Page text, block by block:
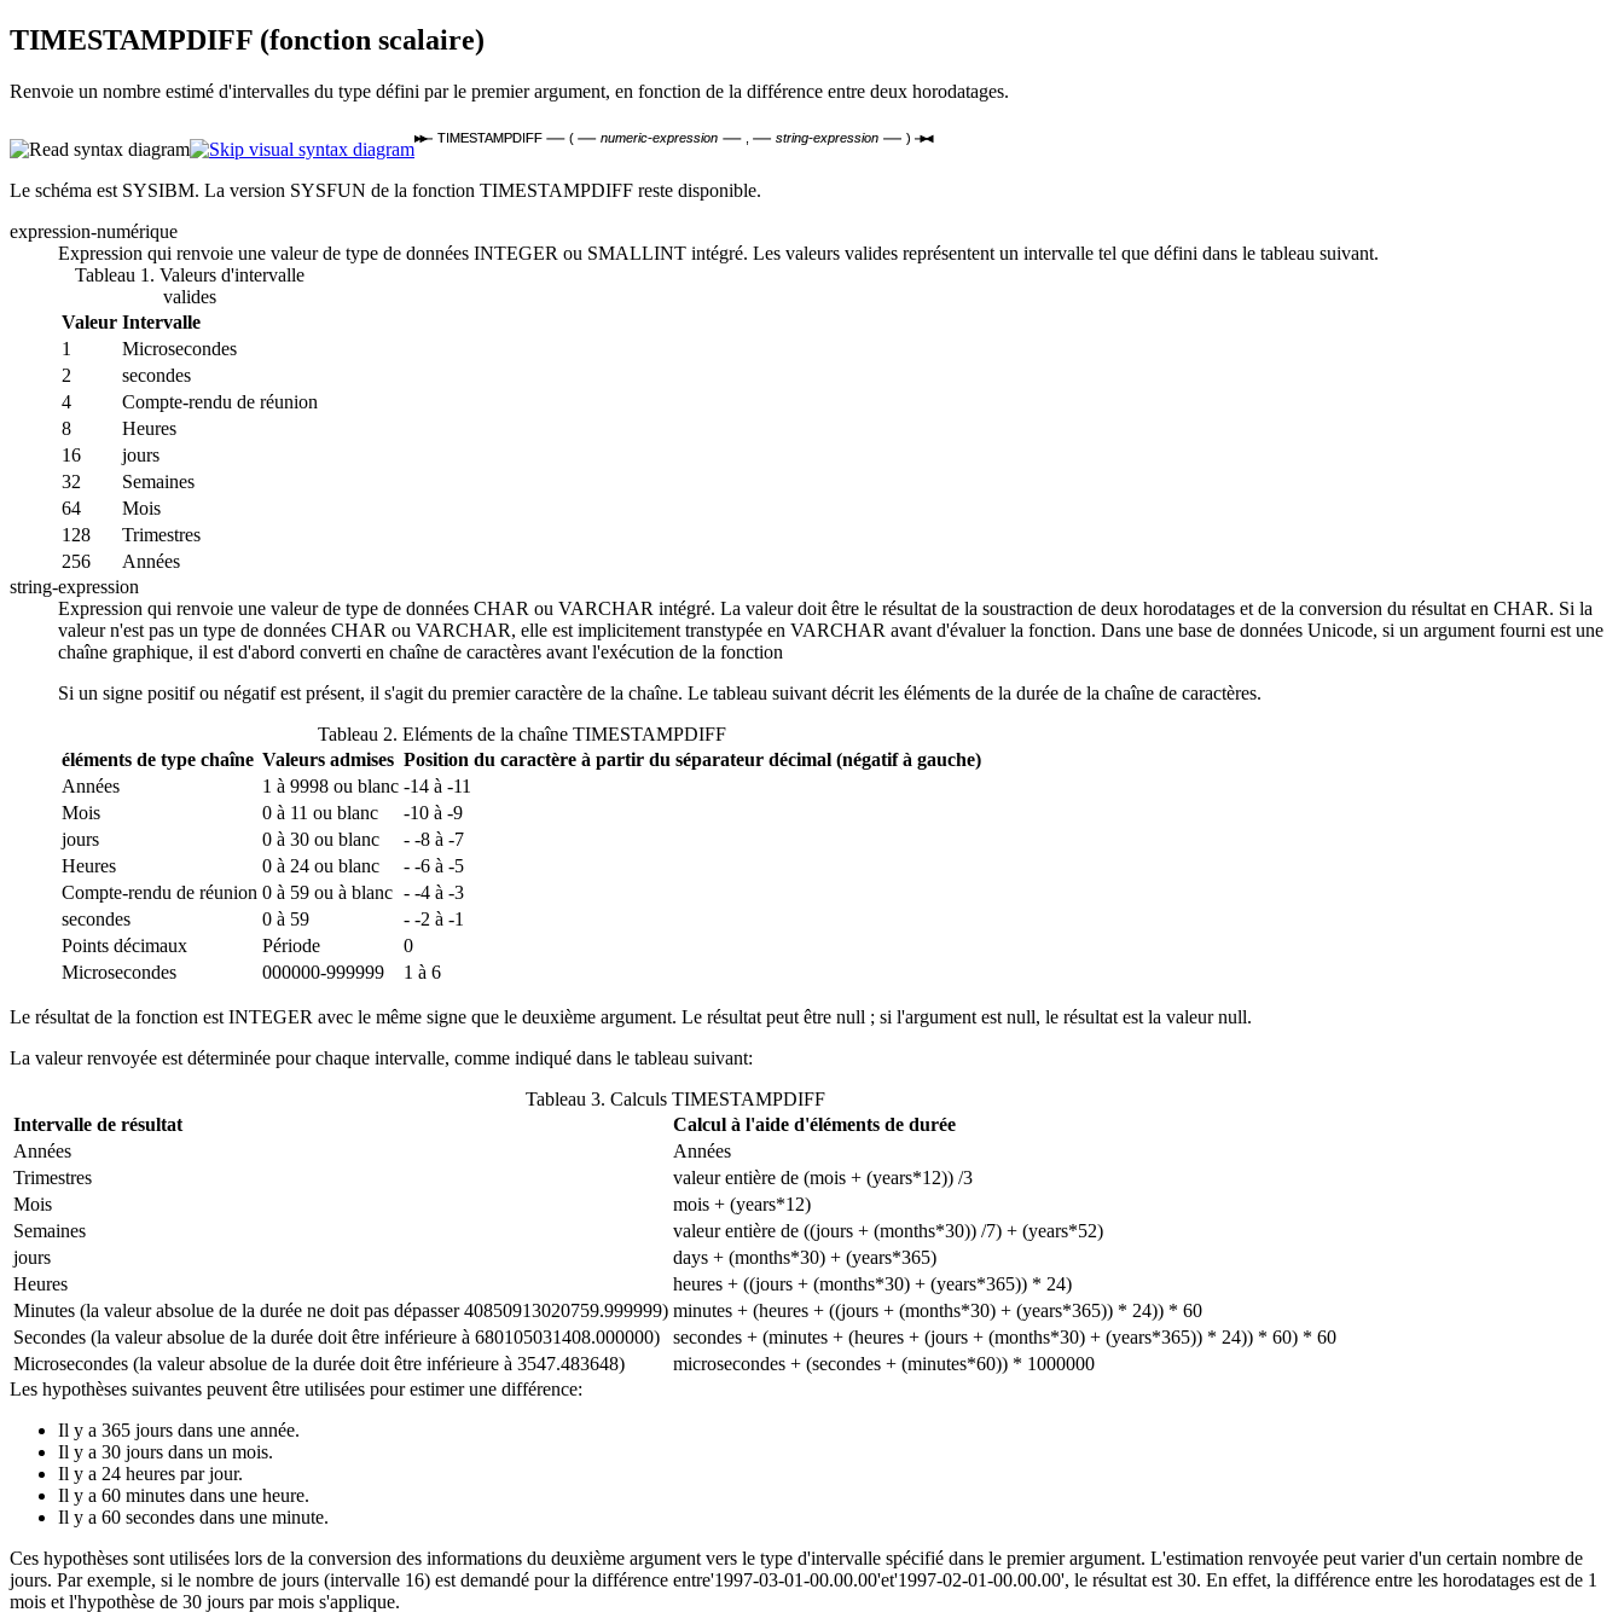
TIMESTAMPDIFF (fonction scalaire)
Renvoie un nombre estimé d'intervalles du type défini par le premier argument, en fonction de la différence entre deux horodatages.
TIMESTAMPDIFF ( numeric-expression string-expression )
Le schéma est SYSIBM. La version SYSFUN de la fonction TIMESTAMPDIFF reste disponible.
expression-numérique
Expression qui renvoie une valeur de type de données INTEGER ou SMALLINT intégré. Les valeurs valides représentent un intervalle tel que défini dans le tableau suivant.
Tableau 1. Valeurs d'intervalle
valides
Valeur Intervalle
1
Microsecondes
2
secondes
4
Compte-rendu de réunion
8
Heures
16
jours
32
Semaines
64
Mois
128
Trimestres
256
Années
string-expression
Expression qui renvoie une valeur de type de données CHAR ou VARCHAR intégré. La valeur doit être le résultat de la soustraction de deux horodatages et de la conversion du résultat en CHAR. Si la
valeur n'est pas un type de données CHAR ou VARCHAR, elle est implicitement transtypée en VARCHAR avant d'évaluer la fonction. Dans une base de données Unicode, si un argument fourni est une
chaîne graphique, il est d'abord converti en chaîne de caractères avant l'exécution de la fonction
Si un signe positif ou négatif est présent, il s'agit du premier caractère de la chaîne. Le tableau suivant décrit les éléments de la durée de la chaîne de caractères.
Tableau 2. Eléments de la chaîne TIMESTAMPDIFF
éléments de type chaîne Valeurs admises Position du caractère à partir du séparateur décimal (négatif à gauche)
Années
1 à 9998 ou blanc -14 à -11
Mois
0 à 11 ou blanc
-10 à -9
jours
0 à 30 ou blanc
- -8 à -7
Heures
0 à 24 ou blanc
- -6 à -5
Compte-rendu de réunion 0 à 59 ou à blanc - -4 à -3
secondes
0 à 59
- -2 à -1
Points décimaux
Période
0
Microsecondes
000000-999999 1 à 6
Le résultat de la fonction est INTEGER avec le même signe que le deuxième argument. Le résultat peut être null ; si l'argument est null, le résultat est la valeur null.
La valeur renvoyée est déterminée pour chaque intervalle, comme indiqué dans le tableau suivant:
Tableau 3. Calculs TIMESTAMPDIFF
Intervalle de résultat
Calcul à l'aide d'éléments de durée
Années
Années
Trimestres
valeur entière de (mois + (years*12)) /3
Mois
mois + (years*12)
Semaines
valeur entière de ((jours + (months*30)) /7) + (years*52)
jours
days + (months*30) + (years*365)
Heures
heures + ((jours + (months*30) + (years*365)) * 24)
Minutes (la valeur absolue de la durée ne doit pas dépasser 40850913020759.999999) minutes + (heures + ((jours + (months*30) + (years*365)) * 24)) * 60
Secondes (la valeur absolue de la durée doit être inférieure à 680105031408.000000)
secondes + (minutes + (heures + (jours + (months*30) + (years*365)) * 24)) * 60) * 60
Microsecondes (la valeur absolue de la durée doit être inférieure à 3547.483648)
microsecondes + (secondes + (minutes*60)) * 1000000
Les hypothèses suivantes peuvent être utilisées pour estimer une différence:
Il y a 365 jours dans une année.
Il y a 30 jours dans un mois.
Il y a 24 heures par jour.
Il y a 60 minutes dans une heure.
Il y a 60 secondes dans une minute.
Ces hypothèses sont utilisées lors de la conversion des informations du deuxième argument vers le type d'intervalle spécifié dans le premier argument. L'estimation renvoyée peut varier d'un certain nombre de
jours. Par exemple, si le nombre de jours (intervalle 16) est demandé pour la différence entre'1997-03-01-00.00.00'et'1997-02-01-00.00.00', le résultat est 30. En effet, la différence entre les horodatages est de 1
mois et l'hypothèse de 30 jours par mois s'applique.